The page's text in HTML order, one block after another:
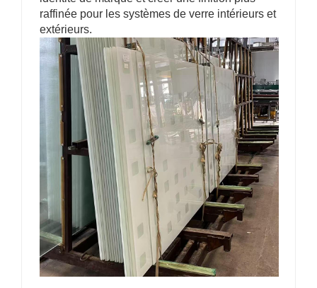
raffinée pour les systèmes de verre intérieurs et
extérieurs.